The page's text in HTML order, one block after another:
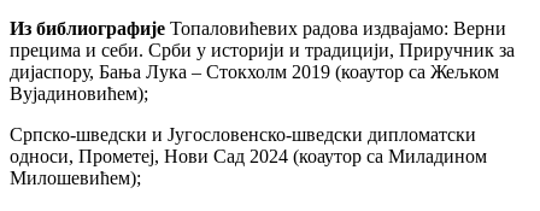
Из библиографије Топаловићевих радова издвајамо: Верни
прецима и себи. Срби у историји и традицији, Приручник за
дијаспору, Бања Лука – Стокхолм 2019 (коаутор са Жељком
Вујадиновићем);
Српско-шведски и Југословенско-шведски дипломатски
односи, Прометеј, Нови Сад 2024 (коаутор са Миладином
Милошевићем);